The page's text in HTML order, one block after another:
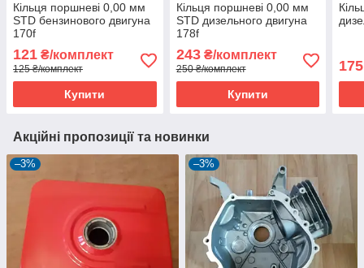
Кільця поршневі 0,00 мм
STD бензинового двигуна
170f
121 ₴/комплект
125 ₴/комплект
Купити
Кільця поршневі 0,00 мм
STD дизельного двигуна
178f
243₴/комплект
250 ₴/комплект
Купити
175
Акційні пропозиції та новинки
–3% –3%